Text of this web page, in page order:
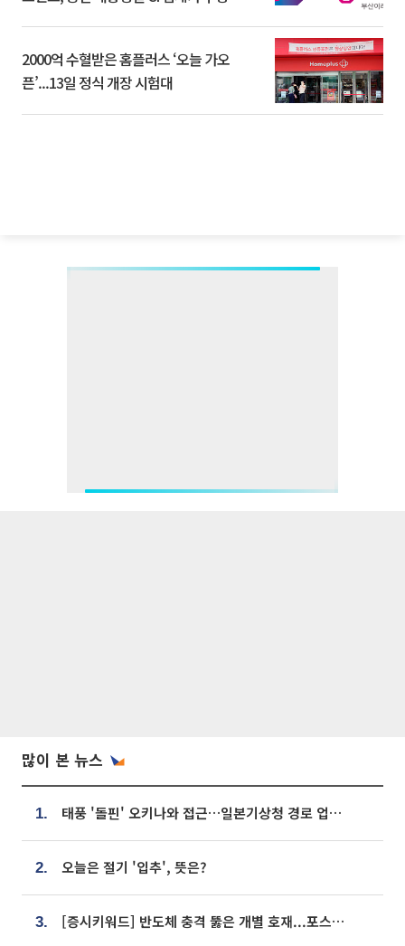
2000억 수혈받은 홈플러스 ‘오늘 가오
픈’...13일 정식 개장 시험대
많이 본 뉴스
1. 태풍 '돌핀' 오키나와 접근…일본기상청 경로 업데이트
2. 오늘은 절기 '입추', 뜻은?
3. [증시키워드] 반도체 충격 뚫은 개별 호재...포스코퓨처엠·에코프로·한화솔루션 '눈길'